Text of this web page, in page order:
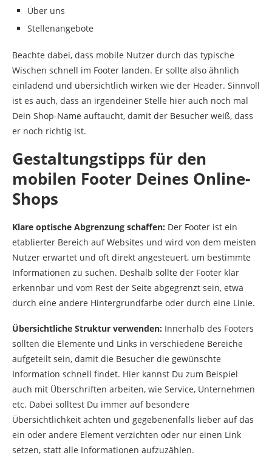
Über uns
Stellenangebote
Beachte dabei, dass mobile Nutzer durch das typische
Wischen schnell im Footer landen. Er sollte also ähnlich
einladend und übersichtlich wirken wie der Header. Sinnvoll
ist es auch, dass an irgendeiner Stelle hier auch noch mal
Dein Shop-Name auftaucht, damit der Besucher weiß, dass
er noch richtig ist.
Gestaltungstipps für den
mobilen Footer Deines Online-
Shops
Klare optische Abgrenzung schaffen: Der Footer ist ein
etablierter Bereich auf Websites und wird von dem meisten
Nutzer erwartet und oft direkt angesteuert, um bestimmte
Informationen zu suchen. Deshalb sollte der Footer klar
erkennbar und vom Rest der Seite abgegrenzt sein, etwa
durch eine andere Hintergrundfarbe oder durch eine Linie.
Übersichtliche Struktur verwenden: Innerhalb des Footers
sollten die Elemente und Links in verschiedene Bereiche
aufgeteilt sein, damit die Besucher die gewünschte
Information schnell findet. Hier kannst Du zum Beispiel
auch mit Überschriften arbeiten, wie Service, Unternehmen
etc. Dabei solltest Du immer auf besondere
Übersichtlichkeit achten und gegebenenfalls lieber auf das
ein oder andere Element verzichten oder nur einen Link
setzen, statt alle Informationen aufzuzählen.